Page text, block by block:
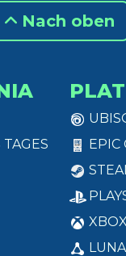
Nach oben
TAGES
EPIC
XBOX
LUNA